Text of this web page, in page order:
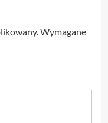
Wymagane